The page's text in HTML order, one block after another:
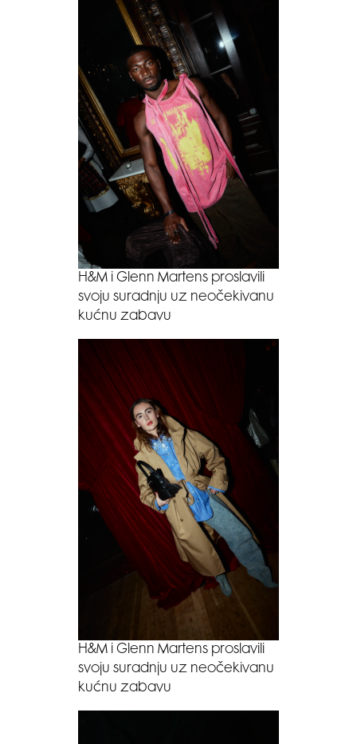
H&M i Glenn Martens proslavili
svoju suradnju uz neočekivanu
kućnu zabavu
H&M i Glenn Martens proslavili
svoju suradnju uz neočekivanu
kućnu zabavu